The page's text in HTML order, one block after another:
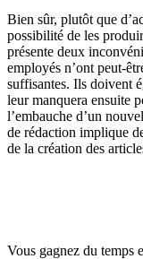
Bien sûr, plutôt que
possibilité de les
présente deux
employés n’ont peut-
suffisantes. Ils doivent
leur manquera ensuite
l’embauche d’un
de rédaction implique
de la création des
Vous gagnez du temps